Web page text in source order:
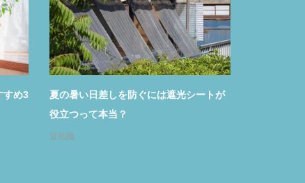
夏の暑い日差しを防ぐには遮光シートが
役立つって本当？
冷感寝具の効果っ